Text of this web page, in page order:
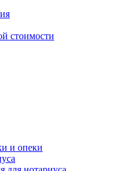
стоимости
и опеки